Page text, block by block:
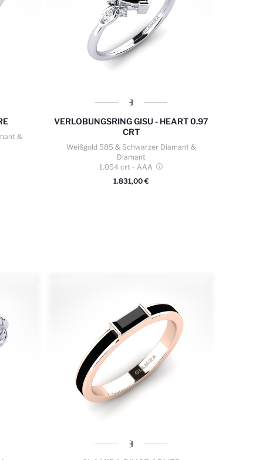
&
VERLOBUNGSRING GISU - HEART 0.97
CRT
Weißgold 585 & Schwarzer Diamant &
Diamant
1.054 crt - AAA
1.831,00 €